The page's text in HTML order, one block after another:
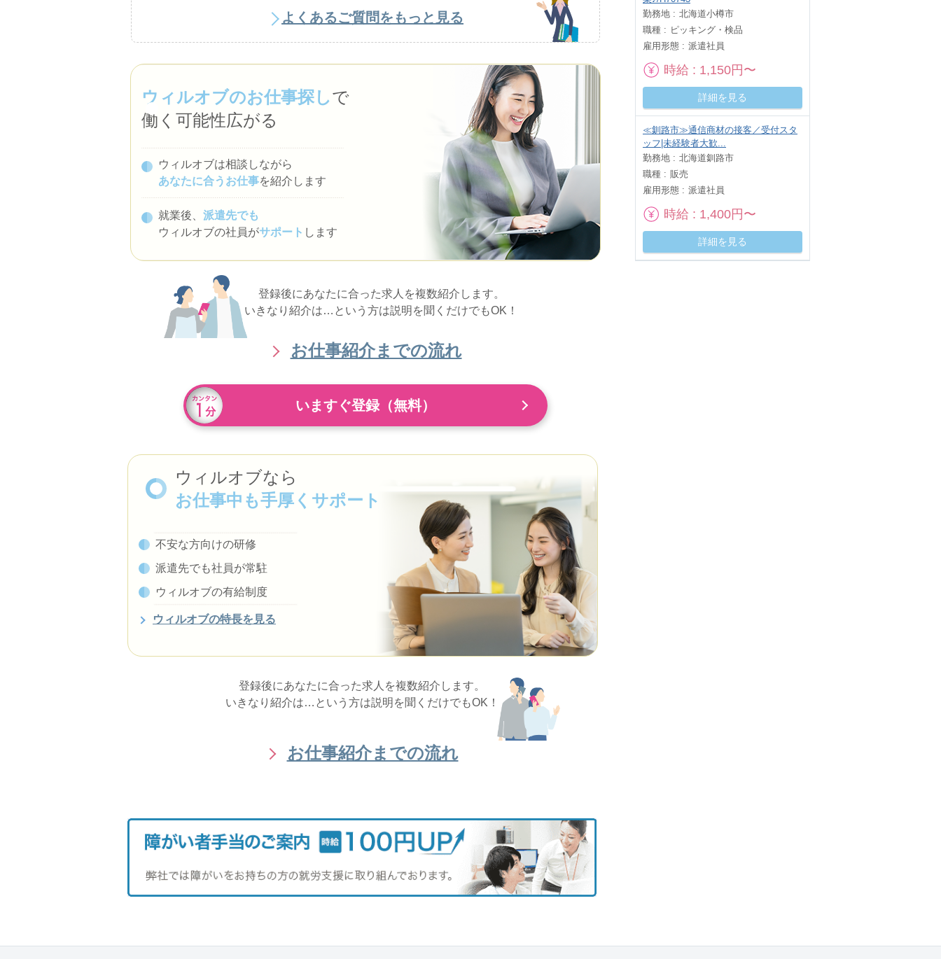
よくあるご質問をもっと見る
ウィルオブのお仕事探しで
働く可能性広がる
ウィルオブは相談しながら
あなたに合うお仕事を紹介します
就業後、 派遣先でも
ウィルオブの社員がサポート します
登録後にあなたに合った求人を複数紹介します。
いきなり紹介は…という方は説明を聞くだけでもOK！
お仕事紹介までの流れ
いますぐ登録（無料）
ウィルオブなら
お仕事中も手厚くサポート
不安な方向けの研修
派遣先でも社員が常駐
ウィルオブの有給制度
ウィルオブの特長を見る
登録後にあなたに合った求人を複数紹介します。
いきなり紹介は…という方は説明を聞くだけでもOK！
お仕事紹介までの流れ
勤務地
北海道小樽市
職種
ピッキング・検品
雇用形態
派遣社員
時給 1,150円〜
詳細を見る
≪釧路市≫通信商材の接客／受付スタ
ッフ|未経験者大歓...
勤務地
北海道釧路市
職種
販売
雇用形態
派遣社員
時給 1,400円〜
詳細を見る